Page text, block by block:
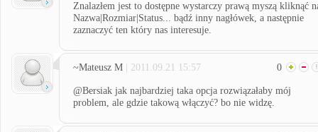
Znalazłem jest to dostępne wystarczy prawą myszą kliknąć
Nazwa|Rozmiar|Status... bądź inny nagłówek, a następnie
zaznaczyć ten który nas interesuje.
~Mateusz M | 2011.09.21 15:57 0
@Bersiak jak najbardziej taka opcja rozwiązałaby mój
problem, ale gdzie takową włączyć? bo nie widzę.